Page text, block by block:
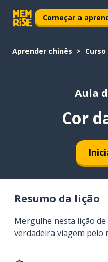
Começar a
Aprender chinês
Aula
Cor
Resumo da lição
Mergulhe nesta lição
verdadeira viagem pelo